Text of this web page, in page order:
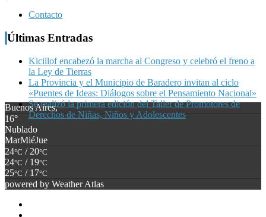
Contacto
Últimas Entradas
Kicillof encabezó la marcha al Congreso y celebró el freno a
la Ley de Tierras
La Provincia y el Municipio de Baradero invitan al ciclo
«Puentes de Ideas: Diálogos sobre el Pensamiento Nacional»
Se realizó la primera edición del Taller de Promotores de
Derechos de Niñas, Niños y Adolescentes
Buenos Aires,
16°
Nublado
MarMiéJue
24°C / 20°C
24°C / 19°C
25°C / 17°C
powered by Weather Atlas